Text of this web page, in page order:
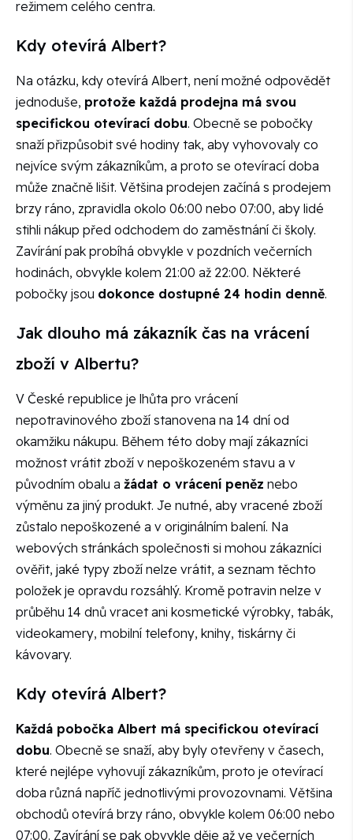
režimem celého centra.
Kdy otevírá Albert?
Na otázku, kdy otevírá Albert, není možné odpovědět
jednoduše, protože každá prodejna má svou
specifickou otevírací dobu. Obecně se pobočky
snaží přizpůsobit své hodiny tak, aby vyhovovaly co
nejvíce svým zákazníkům, a proto se otevírací doba
může značně lišit. Většina prodejen začíná s prodejem
brzy ráno, zpravidla okolo 06:00 nebo 07:00, aby lidé
stihli nákup před odchodem do zaměstnání či školy.
Zavírání pak probíhá obvykle v pozdních večerních
hodinách, obvykle kolem 21:00 až 22:00. Některé
pobočky jsou dokonce dostupné 24 hodin denně.
Jak dlouho má zákazník čas na vrácení
zboží v Albertu?
V České republice je lhůta pro vrácení
nepotravinového zboží stanovena na 14 dní od
okamžiku nákupu. Během této doby mají zákazníci
možnost vrátit zboží v nepoškozeném stavu a v
původním obalu a žádat o vrácení peněz nebo
výměnu za jiný produkt. Je nutné, aby vracené zboží
zůstalo nepoškozené a v originálním balení. Na
webových stránkách společnosti si mohou zákazníci
ověřit, jaké typy zboží nelze vrátit, a seznam těchto
položek je opravdu rozsáhlý. Kromě potravin nelze v
průběhu 14 dnů vracet ani kosmetické výrobky, tabák,
videokamery, mobilní telefony, knihy, tiskárny či
kávovary.
Kdy otevírá Albert?
Každá pobočka Albert má specifickou otevírací
dobu. Obecně se snaží, aby byly otevřeny v časech,
které nejlépe vyhovují zákazníkům, proto je otevírací
doba různá napříč jednotlivými provozovnami. Většina
obchodů otevírá brzy ráno, obvykle kolem 06:00 nebo
07:00. Zavírání se pak obvykle děje až ve večerních